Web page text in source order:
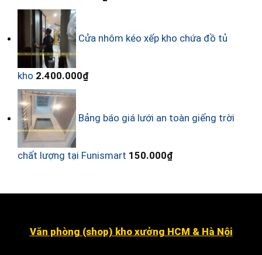
Cửa nhôm kéo xếp kho chứa đồ tủ
kho 2.400.000₫
Bảng báo giá lưới an toàn giếng trời
chất lượng tại Funismart 150.000₫
Văn phòng (shop) kho xưởng HCM & Hà Nội